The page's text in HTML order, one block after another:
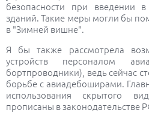
безопасности при введении
зданий. Такие меры могли бы
в "Зимней вишне".
Я бы также рассмотрела
устройств персоналом
бортпроводники), ведь сейчас
борьбе с авиадебоширами.
использования скрытого
прописаны в законодательстве